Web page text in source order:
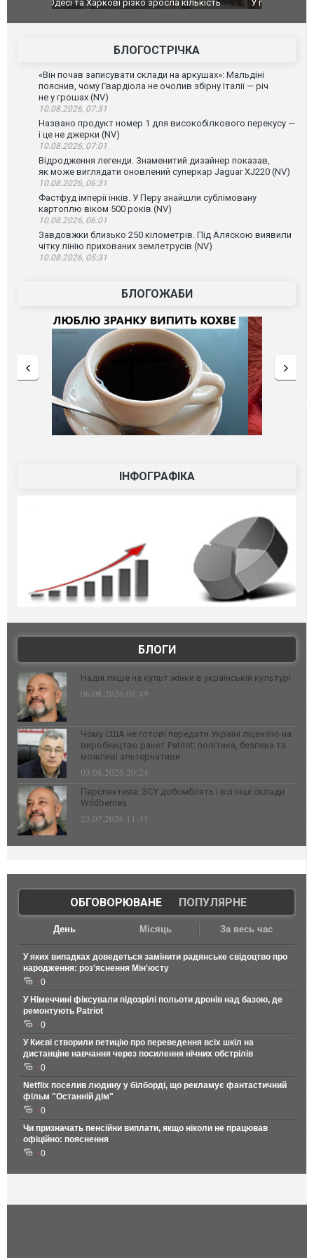
У парламенті Косово прем'єра закидали яйцями
Приїхав
до
зіркового
БЛОГОСТРІЧКА
«Він почав записувати склади на аркушах»: Мальдіні
пояснив, чому Гвардіола не очолив збірну Італії — річ
не у грошах (NV)
10.08.2026, 07:31
Названо продукт номер 1 для високобілкового перекусу —
і це не джерки (NV)
10.08.2026, 07:01
Відродження легенди. Знаменитий дизайнер показав,
як може виглядати оновлений суперкар Jaguar XJ220 (NV)
10.08.2026, 06:31
Фастфуд імперії інків. У Перу знайшли сублімовану
картоплю віком 500 років (NV)
10.08.2026, 06:01
Завдовжки близько 250 кілометрів. Під Аляскою виявили
чітку лінію прихованих землетрусів (NV)
10.08.2026, 05:31
БЛОГОЖАБИ
ІНФОГРАФІКА
БЛОГИ
Надія лише на культ жінки в українській культурі
06.08.2026 08:49
Чому США не готові передати Україні ліцензію на
виробництво ракет Patriot: політика, безпека та
можливі альтернативи
03.08.2026 20:24
Перспектива: ЗСУ добомблять і всі інші склади
Wildberries
23.07.2026 11:31
ОБГОВОРЮВАНЕ| ПОПУЛЯРНЕ
День Місяць За весь час
У яких випадках доведеться замінити радянське свідоцтво про
народження: роз'яснення Мін'юсту
0
У Німеччині фіксували підозрілі польоти дронів над базою, де
ремонтують Patriot
0
У Києві створили петицію про переведення всіх шкіл на
дистанціне навчання через посилення нічних обстрілів
0
Netflix поселив людину у білборді, що рекламує фантастичний
фільм "Останній дім"
0
Чи призначать пенсійни виплати, якщо ніколи не працював
офіційно: пояснення
0